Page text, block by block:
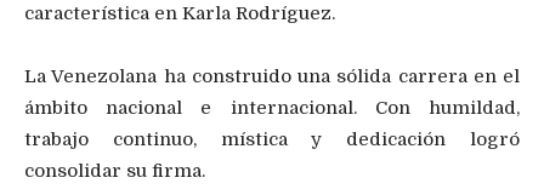
característica en Karla Rodríguez.
La Venezolana ha construido una sólida carrera en el
ámbito nacional e internacional. Con humildad,
trabajo continuo, mística y dedicación logró
consolidar su firma.